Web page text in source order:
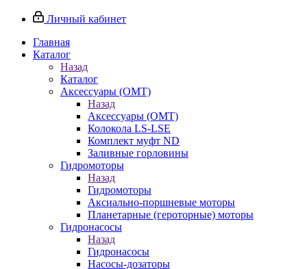
Личный кабинет
Главная
Каталог
Назад
Каталог
Аксессуары (OMT)
Назад
Аксессуары (OMT)
Колокола LS-LSE
Комплект муфт ND
Заливные горловины
Гидромоторы
Назад
Гидромоторы
Аксиально-поршневые моторы
Планетарные (героторные) моторы
Гидронасосы
Назад
Гидронасосы
Насосы-дозаторы